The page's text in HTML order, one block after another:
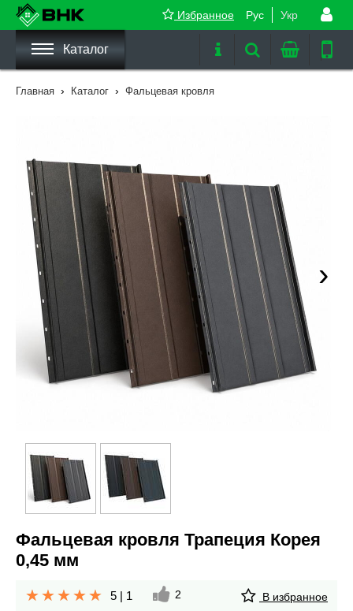
Рус Укр
Избранное
Каталог
Главная › Каталог › Фальцевая кровля
›
Фальцевая кровля Трапеция Корея
0,45 мм
5 | 1 2 В избранное